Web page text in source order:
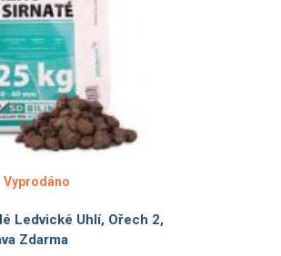
Vyprodáno
Ledvické Uhlí, Ořech 2,
Zdarma